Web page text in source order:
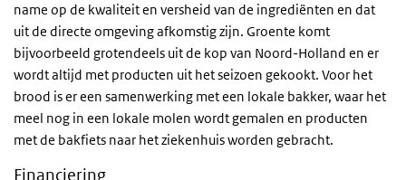
name op de kwaliteit en versheid van de ingrediënten en dat
uit de directe omgeving afkomstig zijn. Groente komt
bijvoorbeeld grotendeels uit de kop van Noord-Holland en er
wordt altijd met producten uit het seizoen gekookt. Voor het
brood is er een samenwerking met een lokale bakker, waar het
meel nog in een lokale molen wordt gemalen en producten
met de bakfiets naar het ziekenhuis worden gebracht.
Financiering